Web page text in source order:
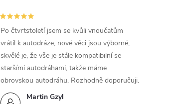
Martin Gzyl
Po čtvrtstoletí jsem se kvůli vnoučatům
vrátil k autodráze, nové věci jsou výborné,
skvělé je, že vše je stále kompatibilní se
staršími autodráhami, takže máme
obrovskou autodráhu. Rozhodně doporučuji.